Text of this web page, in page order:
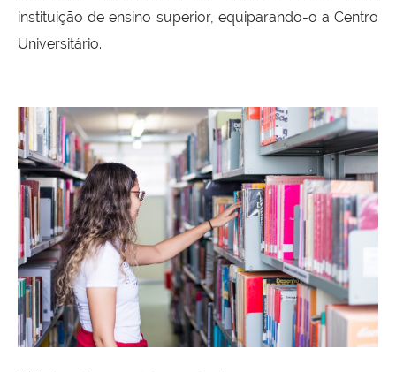
instituição de ensino superior, equiparando-o a Centro
Universitário.